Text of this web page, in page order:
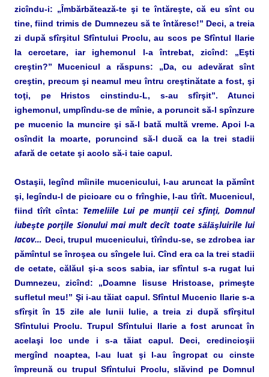
zicîndu-i: „Îmbărbătează-te şi te întăreşte, că eu sînt cu
tine, fiind trimis de Dumnezeu să te întăresc!” Deci, a treia
zi după sfîrşitul Sfîntului Proclu, au scos pe Sfîntul Ilarie
la cercetare, iar ighemonul l-a întrebat, zicînd: „Eşti
creştin?” Mucenicul a răspuns: „Da, cu adevărat sînt
creştin, precum şi neamul meu întru creştinătate a fost, şi
toţi, pe Hristos cinstindu-L, s-au sfîrşit”. Atunci
ighemonul, umplîndu-se de mînie, a poruncit să-l spînzure
pe mucenic la muncire şi să-l bată multă vreme. Apoi l-a
osîndit la moarte, poruncind să-l ducă ca la trei stadii
afară de cetate şi acolo să-i taie capul.
Ostaşii, legînd mîinile mucenicului, l-au aruncat la pămînt
şi, legîndu-l de picioare cu o frînghie, l-au tîrît. Mucenicul,
fiind tîrît cînta: Temeliile Lui pe munţii cei sfinţi, Domnul
iubeşte porţile Sionului mai mult decît toate sălăşluirile lui
Iacov… Deci, trupul mucenicului, tîrîndu-se, se zdrobea iar
pămîntul se înroşea cu sîngele lui. Cînd era ca la trei stadii
de cetate, călăul şi-a scos sabia, iar sfîntul s-a rugat lui
Dumnezeu, zicînd: „Doamne Iisuse Hristoase, primeşte
sufletul meu!” Şi i-au tăiat capul. Sfîntul Mucenic Ilarie s-a
sfîrşit în 15 zile ale lunii Iulie, a treia zi după sfîrşitul
Sfîntului Proclu. Trupul Sfîntului Ilarie a fost aruncat în
acelaşi loc unde i s-a tăiat capul. Deci, credincioşii
mergînd noaptea, l-au luat şi l-au îngropat cu cinste
împreună cu trupul Sfîntului Proclu, slăvind pe Domnul